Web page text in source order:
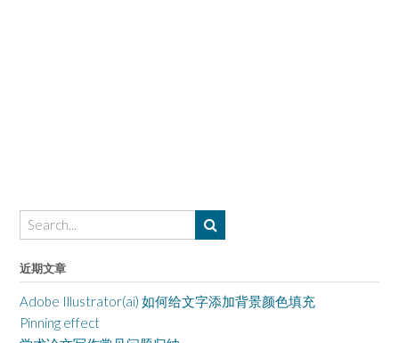
近期文章
Adobe Illustrator(ai) 如何给文字添加背景颜色填充
Pinning effect